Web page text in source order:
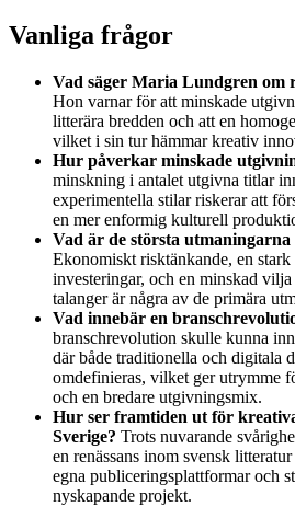
Vanliga frågor
Vad säger Maria Lundgren om
Hon varnar för att minskade
litterära bredden och att en
vilket i sin tur hämmar kreativ
Hur påverkar minskade
minskning i antalet utgivna titlar
experimentella stilar riskerar att
en mer enformig kulturell
Vad är de största
Ekonomiskt risktänkande, en stark
investeringar, och en minskad vilja
talanger är några av de primära
Vad innebär en
branschrevolution skulle kunna
där både traditionella och digitala
omdefinieras, vilket ger utrymme
och en bredare utgivningsmix.
Hur ser framtiden ut för
Sverige? Trots nuvarande
en renässans inom svensk
egna publiceringsplattformar och
nyskapande projekt.